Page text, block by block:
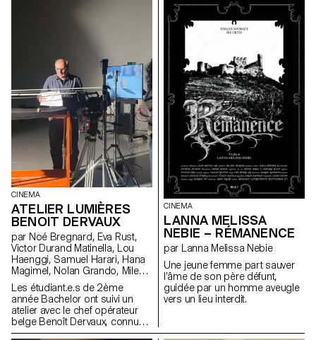
CINEMA
ATELIER LUMIÈRES
BENOIT DERVAUX
par Noé Bregnard, Eva Rust,
Victor Durand Matinella, Lou
Haenggi, Samuel Harari, Hana
Magimel, Nolan Grando, Mileny
Viera de Andrade, Zélia Zanone
Les étudiant.e.s de 2ème
année Bachelor ont suivi un
atelier avec le chef opérateur
belge Benoît Dervaux, connu
pour son travail sur les films
CINEMA
LANNA MELISSA
NEBIE – RÉMANENCE
par Lanna Melissa Nebie
Une jeune femme part sauver
l’âme de son père défunt,
guidée par un homme aveugle
vers un lieu interdit.